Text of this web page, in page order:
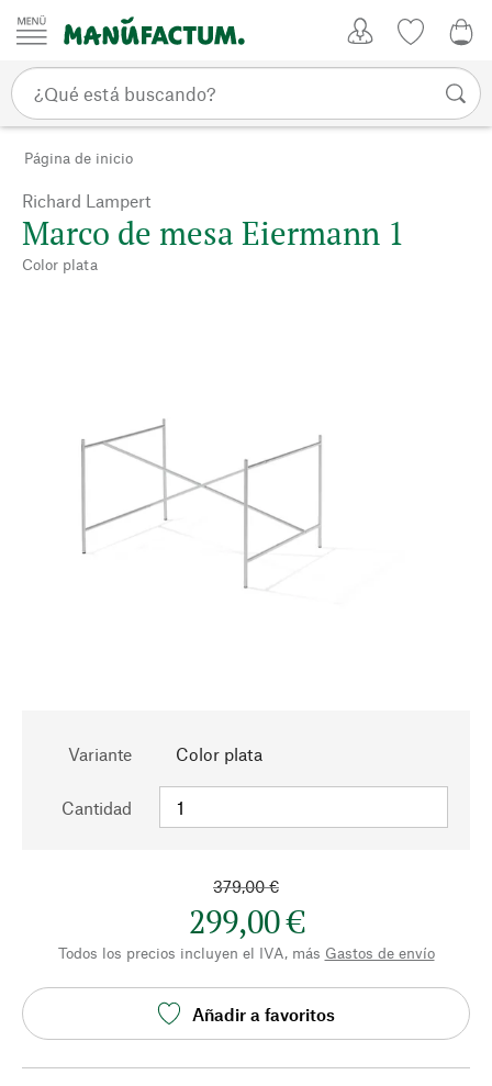
Ir al contenido
Página de inicio
Richard Lampert
Marco de mesa Eiermann 1
Color plata
Variante Color plata
Cantidad
379,00 €
299,00 €
Todos los precios incluyen el IVA, más Gastos de envío
Añadir a favoritos